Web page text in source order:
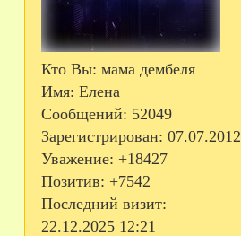
Кто Вы: мама дембеля
Имя: Елена
Сообщений: 52049
Зарегистрирован: 07.07.2012
Уважение: +18427
Позитив: +7542
Последний визит:
22.12.2025 12:21